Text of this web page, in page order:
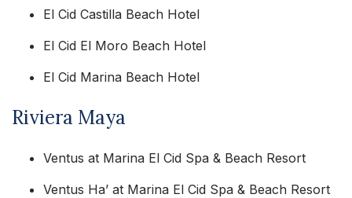
El Cid Castilla Beach Hotel
El Cid El Moro Beach Hotel
El Cid Marina Beach Hotel
Riviera Maya
Ventus at Marina El Cid Spa & Beach Resort
Ventus Ha’ at Marina El Cid Spa & Beach Resort